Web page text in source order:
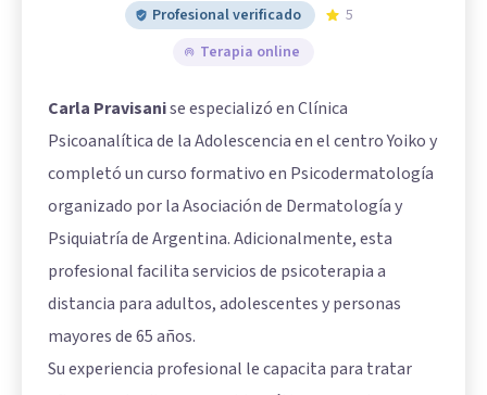
Profesional verificado
5
Terapia online
Carla Pravisanise especializó en Clínica
Psicoanalítica de la Adolescencia en el centro Yoiko y
completó un curso formativo en Psicodermatología
organizado por la Asociación de Dermatología y
Psiquiatría de Argentina. Adicionalmente, esta
profesional facilita servicios de psicoterapia a
distancia para adultos, adolescentes y personas
mayores de 65 años.
Su experiencia profesional le capacita para tratar